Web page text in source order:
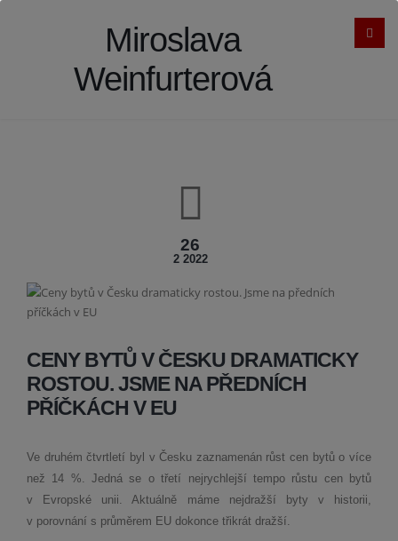
Miroslava
Weinfurterová
26
2 2022
CENY BYTŮ V ČESKU DRAMATICKY
ROSTOU. JSME NA PŘEDNÍCH
PŘÍČKÁCH V EU
Ve druhém čtvrtletí byl v Česku zaznamenán růst cen bytů o více
než 14 %. Jedná se o třetí nejrychlejší tempo růstu cen bytů
v Evropské unii. Aktuálně máme nejdražší byty v historii,
v porovnání s průměrem EU dokonce třikrát dražší.